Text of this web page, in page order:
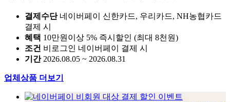
결제수단 네이버페이 신한카드, 우리카드, NH농협카드
결제 시
혜택 10만원이상 5% 즉시할인 (최대 8천원)
조건 비로그인 네이버페이 결제 시
기간 2026.08.05 ~ 2026.08.31
업체상품 더보기